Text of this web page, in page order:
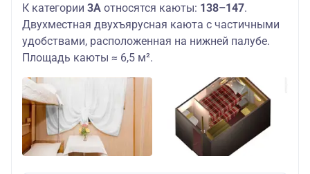
К категории 3А относятся каюты: 138–147.
Двухместная двухъярусная каюта с частичными
удобствами, расположенная на нижней палубе.
Площадь каюты ≈ 6,5 м².